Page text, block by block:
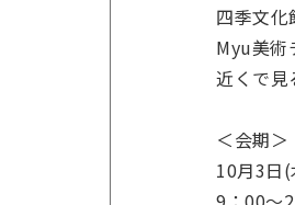
四季文
Myu美術
近くで見
＜会期＞
10月3日